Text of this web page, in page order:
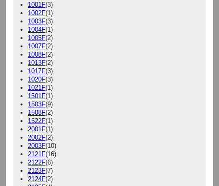
1001F(3)
1002F(1)
1003F(3)
1004F(1)
1005F(2)
1007F(2)
1008F(2)
1013F(2)
1017F(3)
1020F(3)
1021F(1)
1501F(1)
1503F(9)
1508F(2)
1522F(1)
2001F(1)
2002F(2)
2003F(10)
2121F(16)
2122F(6)
2123F(7)
2124F(2)